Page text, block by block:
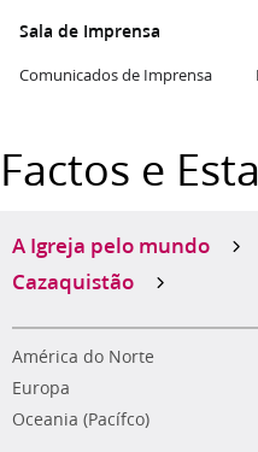
Sala de Imprensa
Comunicados de Imprensa
Factos e
A Igreja pelo mundo
Cazaquistão
América do Norte
Europa
Oceania (Pacífco)